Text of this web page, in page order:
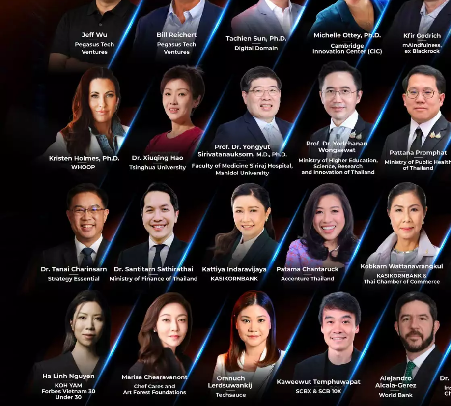
0
79
และอย่างทราบกันดีว่าที่แอปฯ Clubhouse โดนบล็อกไป นั่นเป็นเพราะบทสนทนาใ
พูดถึงเกี่ยวกับการปกครองที่รัฐบาลจีนพยายามสั่งห้ามทุกคนพูดถึง
อย่างไรก็ตามทาง Agora ได้ออกมาบอกว่าทางบริษัทไม่ได้มีการเก็บข้อมูลต่าง ๆ ของผู้
Clubhouse เลย ซึ่งถ้าเป็นอย่างนั้นจริง แสดงว่าทางรัฐบาลจีนเองอาจจะเป็นผู้เข้าไป
สนทนาในแอปพลิเคชันดังกล่าว อีกทั้งการที่มีการเปลี่ยนแปลง ID Number ของผู้ใช้ง
Plaintext นั้นทำให้รัฐบาลจีนสามารถเข้าถึงได้ง่ายดายยิ่งขึ้น ซึ่งทาง SIO เชื่อว่าข้อมู
ระบบภายในประเทศจีน จึงเป็นไปได้ที่รัฐบาลจะได้ข้อมูลไปโดยที่ไม่เกี่ยวข้องกับ
จริงหรือไม่ที่รัฐบาลจีนจะเข้าถึง Data ใน Clubhouse ได้
คำตอบคือ “อาจจะไม่ได้” ตราบใดที่ข้อมูลต่าง ๆ ใน Clubhouse ถูกเก็บไว้ในระบบ
สหรัฐอเมริกา
จากนโยบายความเป็นส่วนตัวของ Clubhouse มีการอธิบายไว้ว่า บทสนทนาต่าง ๆ ใ
ถูกจัดเก็บไว้ “เป็นการชั่วคราว” เพื่อความปลอดภัย เพราะบางทีอาจจะมีการสนทนา
เหมาะสม เช่น การก่อการร้าย หรือการชักชวน หลอกล่อผู้เยาว์ไปในทางที่ผิด เป็นต้
เก็บไว้ไม่ได้ก้าวล้ำเรื่องความปลอดภัยก็จะถูกลบออกไป ซึ่งก็ยังไม่มีการออกมายืนยันว่
ไว้ “เป็นการชั่วคราว” นั้นใช้ระยะเวลานานขนาดไหน
และจากการที่ Data ต่าง ๆ ถูกจัดเก็บไว้ในอเมริกานั้น ทางรัฐบาลจีนอาจจะต้องขอใ
สหรัฐฯ ส่งต่อข้อมูลไปให้ตามข้อตกลง U.S.-China Mutual Legal Assistance
ก็เป็นไปได้ยากที่จะได้ข้อมูลไป เพราะรัฐบาลสหรัฐฯ มีสิทธิที่จะปฏิเสธ เพราะเป็นก
มนุษยชน และเสรีภาพในการพูด (Free Speech)
อีกช่องทางหนึ่งคือ ถ้าบริษัท Alpha Exploration Co. ผู้ผลิตแอปฯ Clubhouse มีบริษัท
ข้อมูลของบริษัทได้ และเป็นบริษัทร่วมที่อยู่ในจีน ทางรัฐบาลจีนก็จะสามารถขอข้อมู
รายงานของ SIO นอกจาก Agora แล้วยังไม่มีบริษัทอื่นเลยที่ร่วมงานกับทางผู้ผลิต